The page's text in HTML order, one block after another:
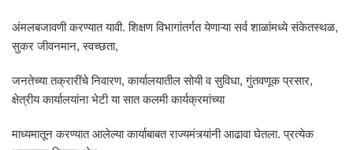
अंमलबजावणी करण्यात यावी. शिक्षण विभागांतर्गत येणाऱ्या सर्व शाळांमध्ये संकेतस्थळ,
सुकर जीवनमान, स्वच्छता,
जनतेच्या तक्रारींचे निवारण, कार्यालयातील सोयी व सुविधा, गुंतवणूक प्रसार,
क्षेत्रीय कार्यालयांना भेटी या सात कलमी कार्यक्रमांच्या
माध्यमातून करण्यात आलेल्या कार्याबाबत राज्यमंत्र्यांनी आढावा घेतला. प्रत्येक